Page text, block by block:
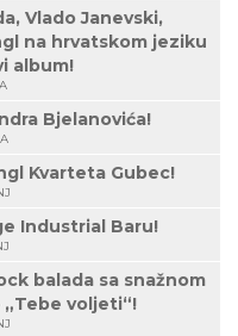
Vlado Janevski,
na hrvatskom jeziku
album!
Bjelanovića!
Kvarteta Gubec!
Industrial Baru!
balada sa snažnom
voljeti“!